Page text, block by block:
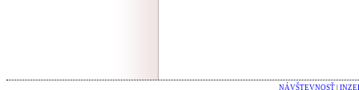
NÁVŠTEVNOSŤ